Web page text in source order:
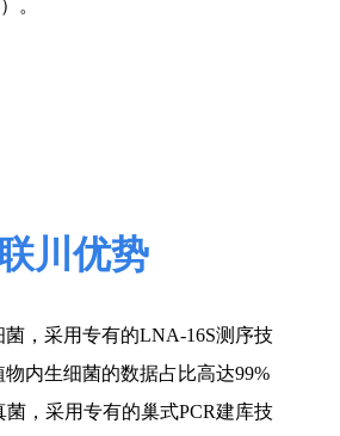
）。
川优势
，采用专有的LNA-16S测序技
物内生细菌的数据占比高达99%
菌，采用专有的巢式PCR建库技